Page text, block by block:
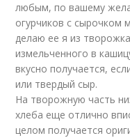
любым, по вашему
огурчиков с сырочком
делаю ее я из
измельченного в
вкусно получается,
или твердый сыр.
На творожную часть
хлеба еще отлично
целом получается